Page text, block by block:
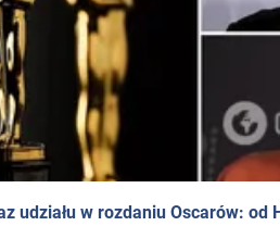
udziału w rozdaniu Oscarów: od